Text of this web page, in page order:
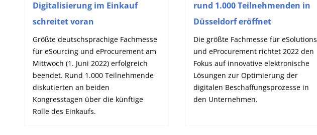
Digitalisierung im Einkauf
schreitet voran
Größte deutschsprachige Fachmesse
für eSourcing und eProcurement am
Mittwoch (1. Juni 2022) erfolgreich
beendet. Rund 1.000 Teilnehmende
diskutierten an beiden
Kongresstagen über die künftige
Rolle des Einkaufs.
rund 1.000 Teilnehmenden in
Düsseldorf eröffnet
Die größte Fachmesse für eSolutions
und eProcurement richtet 2022 den
Fokus auf innovative elektronische
Lösungen zur Optimierung der
digitalen Beschaffungsprozesse in
den Unternehmen.